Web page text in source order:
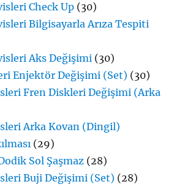
Check Up (30)
Bilgisayarla Arıza Tespiti
Aks Değişimi (30)
Enjektör Değişimi (Set) (30)
Fren Diskleri Değişimi (Arka
Arka Kovan (Dingil)
(29)
Sol Şaşmaz (28)
Buji Değişimi (Set) (28)